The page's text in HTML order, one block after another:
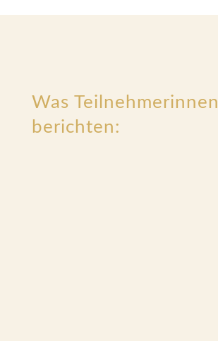
Was Teilnehmerinnen
berichten: